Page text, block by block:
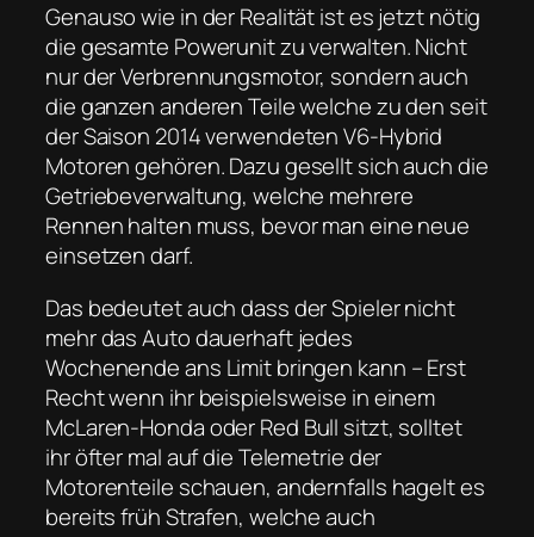
Genauso wie in der Realität ist es jetzt nötig
die gesamte Powerunit zu verwalten. Nicht
nur der Verbrennungsmotor, sondern auch
die ganzen anderen Teile welche zu den seit
der Saison 2014 verwendeten V6-Hybrid
Motoren gehören. Dazu gesellt sich auch die
Getriebeverwaltung, welche mehrere
Rennen halten muss, bevor man eine neue
einsetzen darf.
Das bedeutet auch dass der Spieler nicht
mehr das Auto dauerhaft jedes
Wochenende ans Limit bringen kann – Erst
Recht wenn ihr beispielsweise in einem
McLaren-Honda oder Red Bull sitzt, solltet
ihr öfter mal auf die Telemetrie der
Motorenteile schauen, andernfalls hagelt es
bereits früh Strafen, welche auch